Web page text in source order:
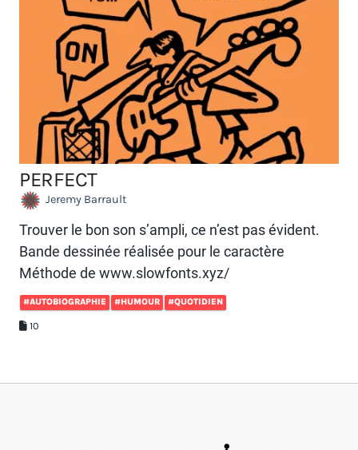
PERFECT
Jeremy Barrault
Trouver le bon son s’ampli, ce n’est pas évident.
Bande dessinée réalisée pour le caractère
Méthode de www.slowfonts.xyz/
#AUTOBIOGRAPHIE #HUMOUR #QUOTIDIEN
10